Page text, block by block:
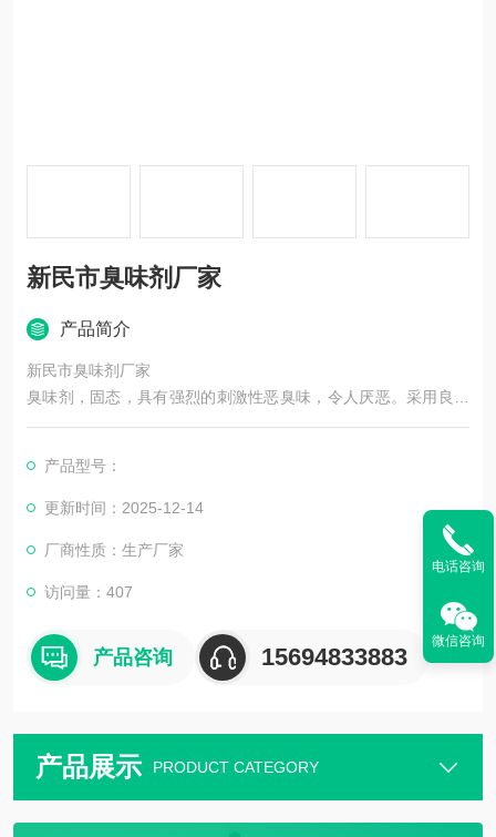
新民市臭味剂厂家
产品简介
新民市臭味剂厂家
臭味剂，固态，具有强烈的刺激性恶臭味，令人厌恶。采用良好
的进口仿生物特性臭味为原料，因为人及哺乳动物的嗅觉及其敏
药物本身就是狐臭味主要成分的同等物，其衍生物就是蒜素。从
用途分有污水变色臭味剂、防丢水剂、供热臭味剂、锅炉臭味剂
寒冷冬季我国北方的企事业单位取暖85%以上，采用以水为工作
介质的热水供热系统，而部分取暖用户为了个人利益肆意
产品型号：
更新时间：2025-12-14
厂商性质：生产厂家
访问量：407
产品咨询 15694833883
产品展示 PRODUCT CATEGORY
电话咨询
微信咨询